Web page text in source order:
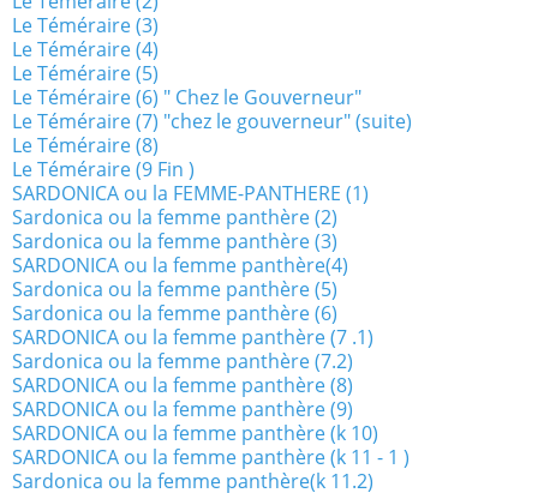
Le Téméraire (3)
Le Téméraire (4)
Le Téméraire (5)
Le Téméraire (6) " Chez le Gouverneur"
Le Téméraire (7) "chez le gouverneur" (suite)
Le Téméraire (8)
Le Téméraire (9 Fin )
SARDONICA ou la FEMME-PANTHERE (1)
Sardonica ou la femme panthère (2)
Sardonica ou la femme panthère (3)
SARDONICA ou la femme panthère(4)
Sardonica ou la femme panthère (5)
Sardonica ou la femme panthère (6)
SARDONICA ou la femme panthère (7 .1)
Sardonica ou la femme panthère (7.2)
SARDONICA ou la femme panthère (8)
SARDONICA ou la femme panthère (9)
SARDONICA ou la femme panthère (k 10)
SARDONICA ou la femme panthère (k 11 - 1 )
Sardonica ou la femme panthère(k 11.2)